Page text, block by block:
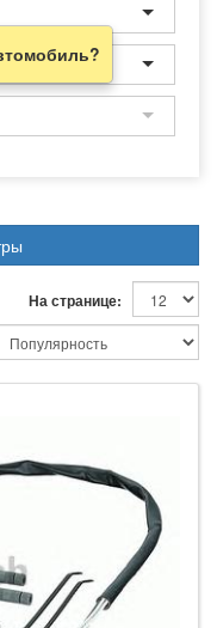
На странице: